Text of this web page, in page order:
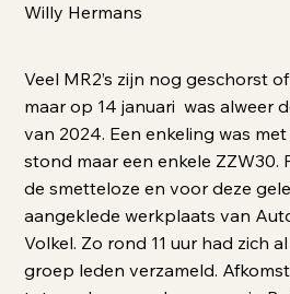
Willy Hermans
Veel MR2’s zijn nog geschorst
maar op 14 januari was alweer
van 2024. Een enkeling was
stond maar een enkele ZZW30.
de smetteloze en voor deze
aangeklede werkplaats van
Volkel. Zo rond 11 uur had zich
groep leden verzameld.